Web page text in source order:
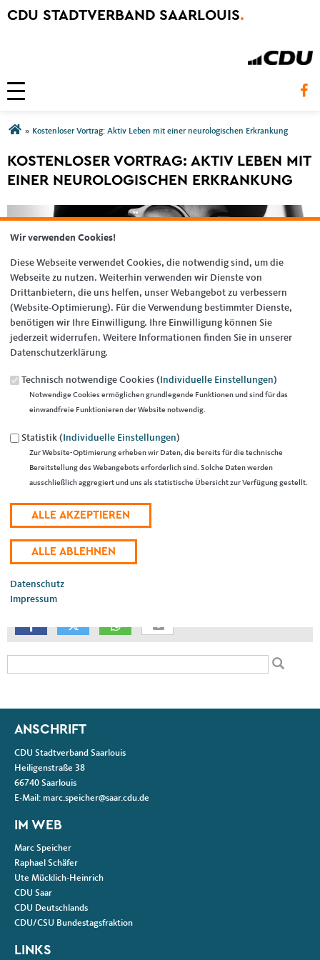
CDU STADTVERBAND SAARLOUIS.
Toggle navigation
Sie sind hier
» Kostenloser Vortrag: Aktiv Leben mit einer neurologischen Erkrankung
KOSTENLOSER VORTRAG: AKTIV LEBEN MIT
EINER NEUROLOGISCHEN ERKRANKUNG
30.10.2023
diagnostiziert. Seitdem sensibilisiert er die Öffentlichkeit über die
Situation erkrankter Menschen und gibt Betroffenen mit
neurologischen Erkrankungen wertvolle Alltagstipps, um ihre
Lebensqualität zu steigern.
Wir laden Sie alle zu einem interessanten Vortrag für Betroffene,
Angehörige, Interessierte und Menschen mit anderen Erkrankungen
ein.
EMPFEHLEN SIE UNS!
ANSCHRIFT
CDU Stadtverband Saarlouis
Heiligenstraße 38
66740 Saarlouis
E-Mail: marc.speicher@saar.cdu.de
IM WEB
Marc Speicher
Raphael Schäfer
Ute Mücklich-Heinrich
CDU Saar
CDU Deutschlands
CDU/CSU Bundestagsfraktion
LINKS
Wir verwenden Cookies!
Diese Webseite verwendet Cookies, die notwendig sind, um die
Webseite zu nutzen. Weiterhin verwenden wir Dienste von
Drittanbietern, die uns helfen, unser Webangebot zu verbessern
(Website-Optimierung). Für die Verwendung bestimmter Dienste,
benötigen wir Ihre Einwilligung. Ihre Einwilligung können Sie
jederzeit widerrufen. Weitere Informationen finden Sie in unserer
Datenschutzerklärung.
Technisch notwendige Cookies ( Individuelle Einstellungen)
Notwendige Cookies ermöglichen grundlegende Funktionen und sind für das
einwandfreie Funktionieren der Website notwendig.
Statistik ( Individuelle Einstellungen)
Zur Website-Optimierung erheben wir Daten, die bereits für die technische
Bereitstellung des Webangebots erforderlich sind. Solche Daten werden
ausschließlich aggregiert und uns als statistische Übersicht zur Verfügung gestellt.
Datenschutz
Impressum